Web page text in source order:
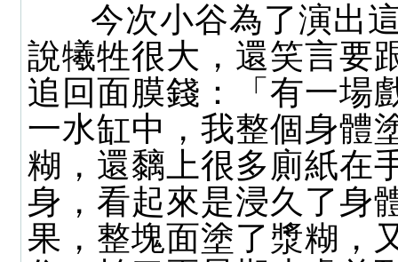
今次小谷為了演出
說犧牲很大，還笑言要
追回面膜錢：「有一場
一水缸中，我整個身體
糊，還黐上很多廁紙在
身，看起來是浸久了身
果，整塊面塗了漿糊，